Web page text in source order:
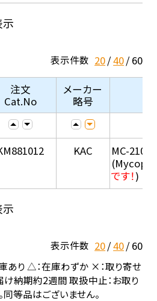
示
表示件数 20 40 60
注文
Cat.No
メーカー
略号
KAC
MC-210 (
です！)
示
表示件数 20 40 60
あり △：在庫わずか ×：取り寄せ
納期約2週間 取扱中止：お取り
同等品はございません。